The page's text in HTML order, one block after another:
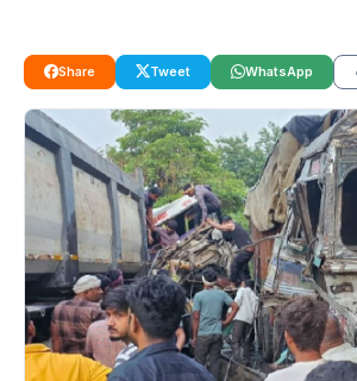
Share Tweet WhatsApp